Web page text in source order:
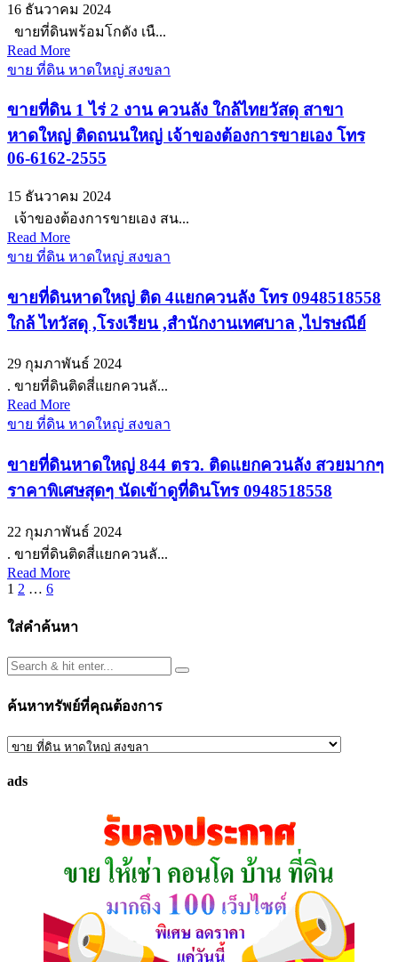
16 ธันวาคม 2024
ขายที่ดินพร้อมโกดัง เนื...
Read More
ขาย ที่ดิน หาดใหญ่ สงขลา
ขายที่ดิน 1 ไร่ 2 งาน ควนลัง ใกล้ไทยวัสดุ สาขา
หาดใหญ่ ติดถนนใหญ่ เจ้าของต้องการขายเอง โทร
06-6162-2555
15 ธันวาคม 2024
เจ้าของต้องการขายเอง สน...
Read More
ขาย ที่ดิน หาดใหญ่ สงขลา
ขายที่ดินหาดใหญ่ ติด 4แยกควนลัง โทร 0948518558
ใกล้ ไทวัสดุ ,โรงเรียน ,สำนักงานเทศบาล ,ไปรษณีย์
29 กุมภาพันธ์ 2024
. ขายที่ดินติดสี่แยกควนลั...
Read More
ขาย ที่ดิน หาดใหญ่ สงขลา
ขายที่ดินหาดใหญ่ 844 ตรว. ติดแยกควนลัง สวยมากๆ
ราคาพิเศษสุดๆ นัดเข้าดูที่ดินโทร 0948518558
22 กุมภาพันธ์ 2024
. ขายที่ดินติดสี่แยกควนลั...
Read More
Posts
pagination
1 2 … 6
ใส่คำค้นหา
ค้นหาทรัพย์ที่คุณต้องการ
ค้นหา
ที่
ads